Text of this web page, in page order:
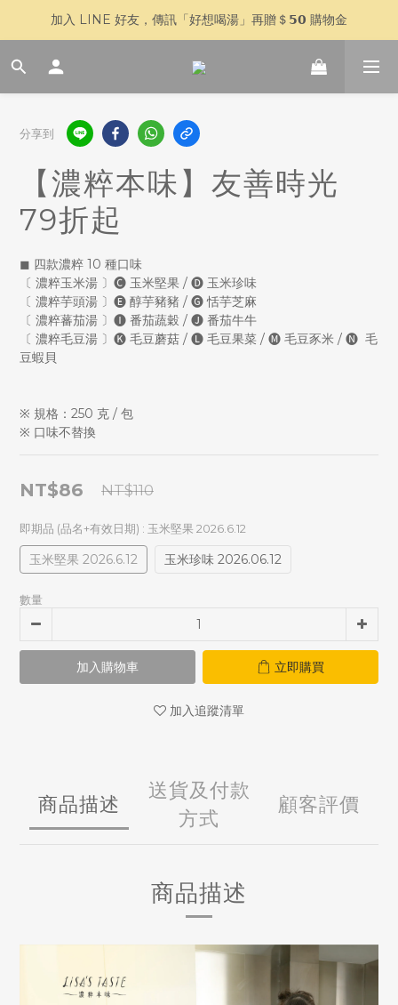
🥣 父親節快閃 𝟳 天｜全館 $𝟴𝟴𝟴 全家超取免運
加入 LINE 好友，傳訊「好想喝湯」再贈＄𝟱𝟬 購物金
🥣 父親節快閃 𝟳 天｜全館 $𝟴𝟴𝟴 全家超取免運
分享到
【濃粹本味】友善時光
79折起
◼ 四款濃粹 10 種口味
〔 濃粹玉米湯 〕🅒 玉米堅果 / 🅓 玉米珍味
〔 濃粹芋頭湯 〕🅔 醇芋豬豬 / 🅖 恬芋芝麻
〔 濃粹蕃茄湯 〕🅘 番茄蔬穀 / 🅙 番茄牛牛
〔 濃粹毛豆湯 〕🅚 毛豆蘑菇 / 🅛 毛豆果菜 / 🅜 毛豆豕米 / 🅝  毛
豆蝦貝
※ 規格：250 克 / 包
※ 口味不替換
NT$110
NT$86
即期品 (品名+有效日期) : 玉米堅果 2026.6.12
玉米堅果 2026.6.12 玉米珍味 2026.06.12
數量
加入購物車 立即購買
加入追蹤清單
商品描述
送貨及付款
方式
顧客評價
商品描述